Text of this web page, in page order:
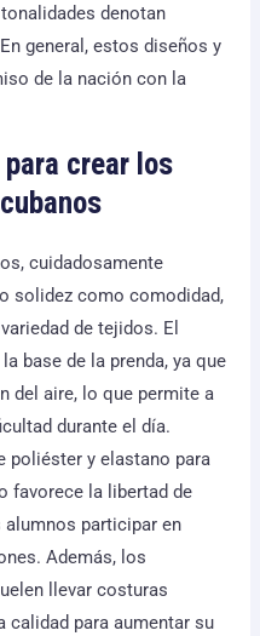
denotan
general, estos diseños y
de la nación con la
crear los
cuidadosamente
solidez como comodidad,
de tejidos. El
base de la prenda, ya que
del aire, lo que permite a
durante el día.
poliéster y elastano para
favorece la libertad de
participar en
Además, los
llevar costuras
calidad para aumentar su